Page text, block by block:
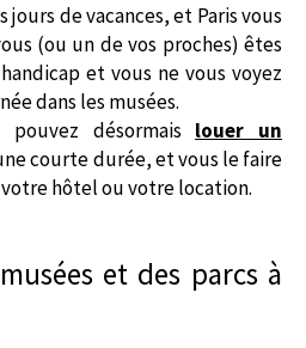
de vacances, et Paris vous
(ou un de vos proches) êtes
et vous ne vous voyez
dans les musées.
désormais louer un
courte durée, et vous le faire
hôtel ou votre location.
et des parcs à